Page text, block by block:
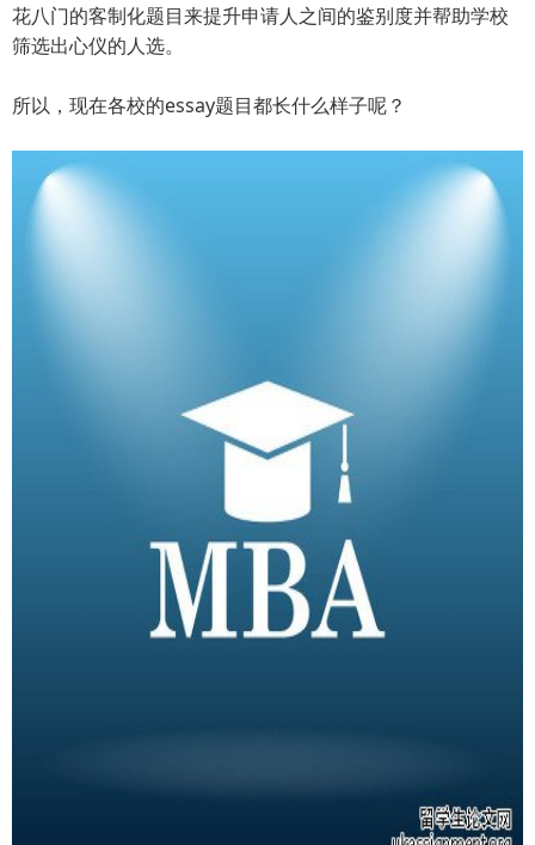
花八门的客制化题目来提升申请人之间的鉴别度并帮助学校
筛选出心仪的人选。
所以，现在各校的essay题目都长什么样子呢？